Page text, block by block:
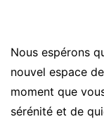
Nous espérons
nouvel espace
moment que
sérénité et de